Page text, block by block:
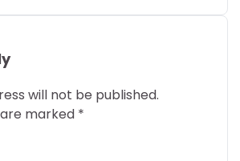
will not be published.
marked *